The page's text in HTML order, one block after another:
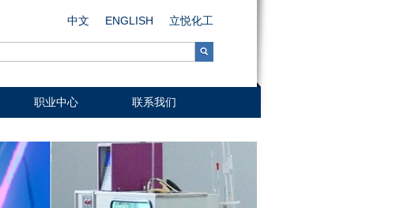
中文 ENGLISH 立悦化工
职业中心 联系我们